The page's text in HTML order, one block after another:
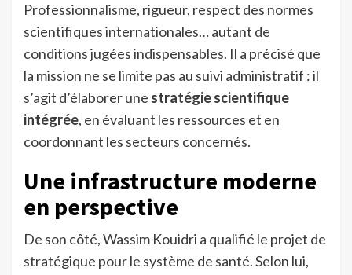
Professionnalisme, rigueur, respect des normes
scientifiques internationales… autant de
conditions jugées indispensables. Il a précisé que
la mission ne se limite pas au suivi administratif : il
s’agit d’élaborer une stratégie scientifique
intégrée, en évaluant les ressources et en
coordonnant les secteurs concernés.
Une infrastructure moderne
en perspective
De son côté, Wassim Kouidri a qualifié le projet de
stratégique pour le système de santé. Selon lui,